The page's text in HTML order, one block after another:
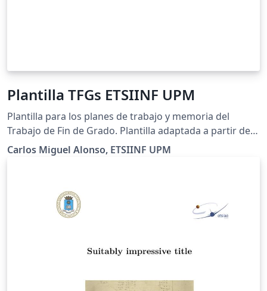
Plantilla TFGs ETSIINF UPM
Plantilla para los planes de trabajo y memoria del
Trabajo de Fin de Grado. Plantilla adaptada a partir de
la proporcionada por la ETSIINF:
https://www.fi.upm.es/?pagina=1475
Carlos Miguel Alonso, ETSIINF UPM